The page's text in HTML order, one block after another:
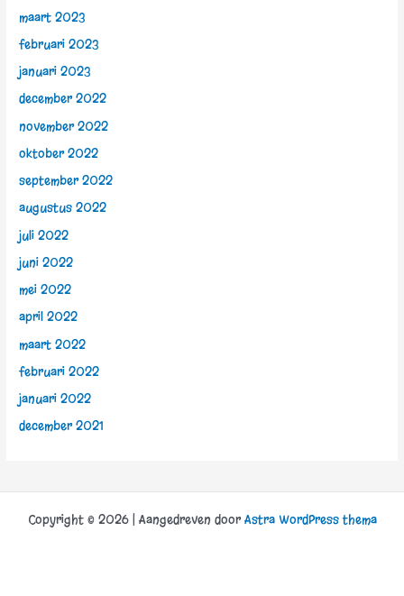
maart 2023
februari 2023
januari 2023
december 2022
november 2022
oktober 2022
september 2022
augustus 2022
juli 2022
juni 2022
mei 2022
april 2022
maart 2022
februari 2022
januari 2022
december 2021
Copyright © 2026 | Aangedreven doorAstra WordPress thema